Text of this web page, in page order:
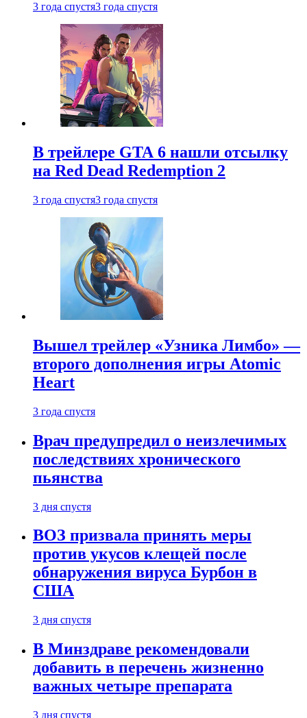
3 года спустя3 года спустя
В трейлере GTA 6 нашли отсылку
на Red Dead Redemption 2
3 года спустя3 года спустя
Вышел трейлер «Узника Лимбо» —
второго дополнения игры Atomic
Heart
3 года спустя
Врач предупредил о неизлечимых
последствиях хронического
пьянства
3 дня спустя
ВОЗ призвала принять меры
против укусов клещей после
обнаружения вируса Бурбон в
США
3 дня спустя
В Минздраве рекомендовали
добавить в перечень жизненно
важных четыре препарата
3 дня спустя